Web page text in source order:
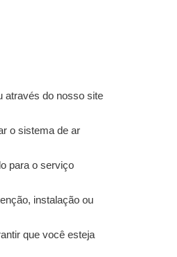
através do nosso site
o sistema de ar
para o serviço
instalação ou
que você esteja